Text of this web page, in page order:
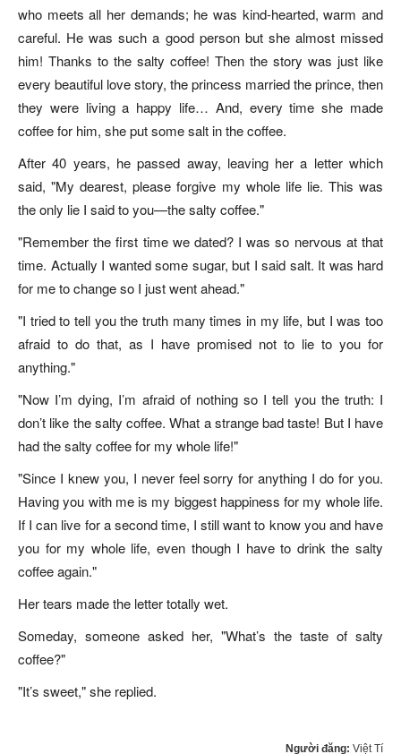
who meets all her demands; he was kind-hearted, warm and
careful. He was such a good person but she almost missed
him! Thanks to the salty coffee! Then the story was just like
every beautiful love story, the princess married the prince, then
they were living a happy life… And, every time she made
coffee for him, she put some salt in the coffee.
After 40 years, he passed away, leaving her a letter which
said, "My dearest, please forgive my whole life lie. This was
the only lie I said to you—the salty coffee."
"Remember the first time we dated? I was so nervous at that
time. Actually I wanted some sugar, but I said salt. It was hard
for me to change so I just went ahead."
"I tried to tell you the truth many times in my life, but I was too
afraid to do that, as I have promised not to lie to you for
anything."
"Now I’m dying, I’m afraid of nothing so I tell you the truth: I
don’t like the salty coffee. What a strange bad taste! But I have
had the salty coffee for my whole life!"
"Since I knew you, I never feel sorry for anything I do for you.
Having you with me is my biggest happiness for my whole life.
If I can live for a second time, I still want to know you and have
you for my whole life, even though I have to drink the salty
coffee again."
Her tears made the letter totally wet.
Someday, someone asked her, "What’s the taste of salty
coffee?"
"It’s sweet," she replied.
Người đăng: Việt Tí